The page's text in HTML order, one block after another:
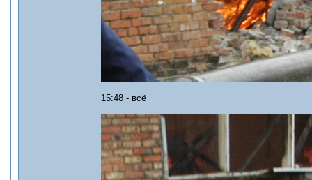
15:48 - всё